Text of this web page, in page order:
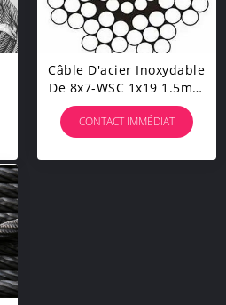
Câble D'acier Inoxydable
De 8x7-WSC 1x19 1.5mm
Pour Le Régulateur De
Fenêtre De Camion
CONTACT IMMÉDIAT